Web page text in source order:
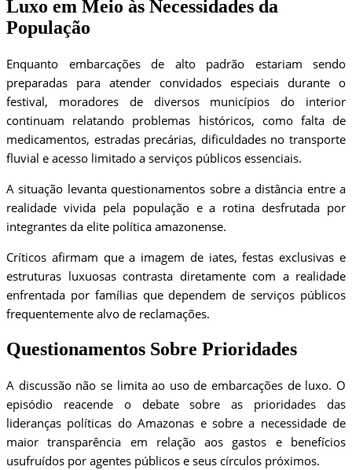
Luxo em Meio às Necessidades da
População
Enquanto embarcações de alto padrão estariam sendo
preparadas para atender convidados especiais durante o
festival, moradores de diversos municípios do interior
continuam relatando problemas históricos, como falta de
medicamentos, estradas precárias, dificuldades no transporte
fluvial e acesso limitado a serviços públicos essenciais.
A situação levanta questionamentos sobre a distância entre a
realidade vivida pela população e a rotina desfrutada por
integrantes da elite política amazonense.
Críticos afirmam que a imagem de iates, festas exclusivas e
estruturas luxuosas contrasta diretamente com a realidade
enfrentada por famílias que dependem de serviços públicos
frequentemente alvo de reclamações.
Questionamentos Sobre Prioridades
A discussão não se limita ao uso de embarcações de luxo. O
episódio reacende o debate sobre as prioridades das
lideranças políticas do Amazonas e sobre a necessidade de
maior transparência em relação aos gastos e benefícios
usufruídos por agentes públicos e seus círculos próximos.